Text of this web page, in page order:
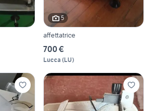
5
affettatrice
700 €
Lucca (LU)